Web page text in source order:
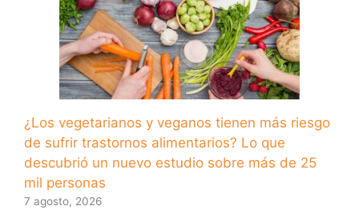
¿Los vegetarianos y veganos tienen más riesgo
de sufrir trastornos alimentarios? Lo que
descubrió un nuevo estudio sobre más de 25
mil personas
7 agosto, 2026